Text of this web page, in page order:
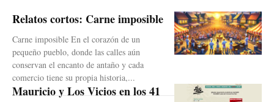
Relatos cortos: Carne imposible
Carne imposible En el corazón de un
pequeño pueblo, donde las calles aún
conservan el encanto de antaño y cada
comercio tiene su propia historia,...
Mauricio y Los Vicios en los 41